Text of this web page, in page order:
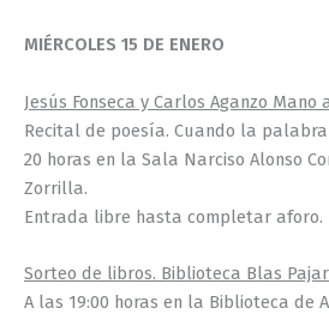
MIÉRCOLES 15 DE ENERO
Jesús Fonseca y Carlos Aganzo Mano
Recital de poesía. Cuando la palabra
20 horas en la Sala Narciso Alonso
Zorrilla.
Entrada libre hasta completar aforo.
Sorteo de libros. Biblioteca Blas
A las 19:00 horas en la Biblioteca de